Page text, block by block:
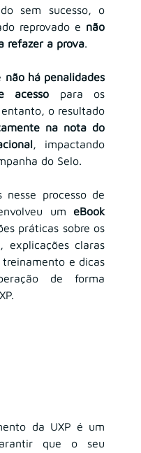
sem sucesso, o
reprovado e não
refazer a prova.
não há penalidades
acesso para os
entanto, o resultado
na nota do
, impactando
do Selo.
processo de
um eBook
práticas sobre os
explicações claras
e dicas
de forma
da UXP é um
que o seu